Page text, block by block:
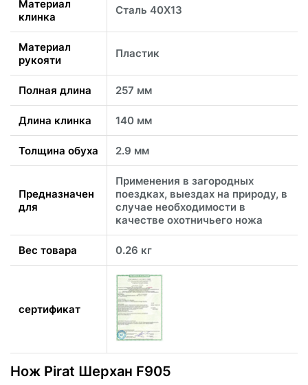
Материал
клинка
Сталь 40Х13
Материал
рукояти
Пластик
Полная длина 257 мм
Длина клинка 140 мм
Толщина обуха 2.9 мм
Предназначен
для
Применения в загородных
поездках, выездах на природу, в
случае необходимости в
качестве охотничьего ножа
Вес товара 0.26 кг
сертификат
Нож Pirat Шерхан F905